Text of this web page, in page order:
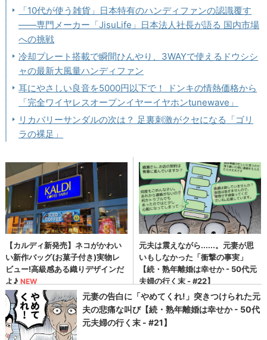
「10代が使う雑貨」日本特有のハンディファンの認識覆す
――専門メーカー「JisuLife」日本法人社長が語る 国内市場
への挑戦
冷却プレート搭載で瞬間ひんやり、3WAYで使えるドウシシ
ャの最新大風量ハンディファン
耳にやさしい良音を5000円以下で！ ドンキの情熱価格から
「完全ワイヤレスオープンイヤーイヤホンtunewave」
リカバリーサンダルの次は？ 足裏刺激がクセになる「ゴリ
ラの裸足」